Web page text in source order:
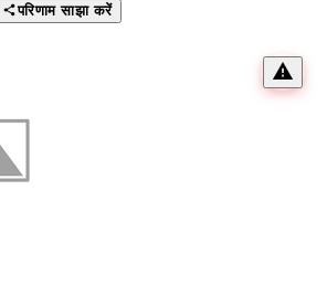
परिणाम साझा करें